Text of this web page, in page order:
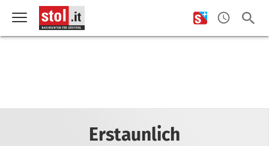
Erstaunlich